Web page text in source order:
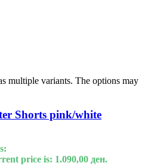
multiple variants. The options may
Shorts pink/white
price is: 1.090,00 ден.